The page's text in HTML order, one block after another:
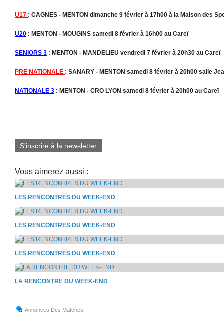
U17 : CAGNES - MENTON dimanche 9 février à 17h00 à la Maison des
U20 : MENTON - MOUGINS samedi 8 février à 16h00 au Careï
SENIORS 3 : MENTON - MANDELIEU vendredi 7 février à 20h30 au Careï
PRE NATIONALE : SANARY - MENTON samedi 8 février à 20h00 salle
NATIONALE 3 : MENTON - CRO LYON samedi 8 février à 20h00 au Careï
S'inscrire à la newsletter
Vous aimerez aussi :
LES RENCONTRES DU WEEK-END
LES RENCONTRES DU WEEK-END
LES RENCONTRES DU WEEK-END
LA RENCONTRE DU WEEK-END
Annonces Des Matches